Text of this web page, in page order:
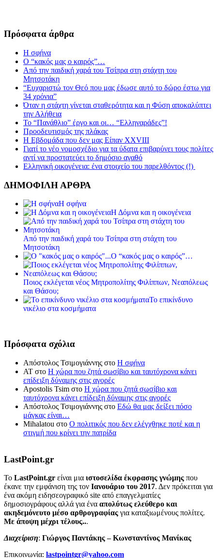
Πρόσφατα άρθρα
Η σφήνα
Ο “κακός μας ο καιρός”…
Από την παιδική χαρά του Τσίπρα στη στάχτη του
Μητσοτάκη
“Ευχαριστώ τον Θεό που μας έδωσε αυτό το δώρο έστω για
34 χρόνια”
Όταν η στάχτη γίνεται σταθερότητα και η Φύση αποκαλύπτει
την Αλήθεια
Το “Πανάθλιο” έργο και οι… “Ελληναράδες”!
Προοδευτισμός της πλάκας
Η Εβδομάδα που δεν μας Είπαν XXVIII
Γιατί το νέο νομοσχέδιο για τα ύδατα επιβαρύνει τους πολίτες
αντί να προστατεύει το δημόσιο αγαθό
Ελληνική οικογένεια: ένα στοιχείο του παρελθόντος (!)
ΔΗΜΟΦΙΛΗ ΑΡΘΡΑ
Η σφήνα
Η Δόμνα και η οικογένεια
Από την παιδική χαρά του Τσίπρα στη στάχτη του
Μητσοτάκη
Ο “κακός μας ο καιρός”…
Ποιος εκλέγεται νέος Μητροπολίτης Φιλίππων, Νεαπόλεως
και Θάσου;
Το επικίνδυνο
νικέλιο στα κοσμήματα
Πρόσφατα σχόλια
Απόστολος Τσιμογιάννης στο Η σφήνα
ΑΤ στο Η χώρα που ζητά σωσίβιο και ταυτόχρονα κάνει
επίδειξη δύναμης στις αγορές
Apostolis Tsim στο Η χώρα που ζητά σωσίβιο και
ταυτόχρονα κάνει επίδειξη δύναμης στις αγορές
Απόστολος Τσιμογιάννης στο Εδώ θα μας δείξει πόσο
μάγκας είναι…
Mihalatou στο Ο πολιτικός που δεν ελέγχθηκε ποτέ και η
στιγμή που κρίνει την πατρίδα
LastPoint.gr
To LastPoint.gr είναι μια ιστοσελίδα έκφρασης γνώμης που
έκανε την εμφάνιση της τον Ιανουάριο του 2017. Δεν πρόκειται για
ένα ακόμη ειδησεογραφικό site από επαγγελματίες
δημοσιογράφους αλλά για ένα απολύτως ελεύθερο και
ακηδεμόνευτο μέσο αρθρογραφίας για καταξιωμένους πολίτες.
Με άποψη μέχρι τέλους...
Διαχείριση: Γιώργος Παντάκης – Κωνσταντίνος Μανίκας
Επικοινωνία: lastpointgr@yahoo.com